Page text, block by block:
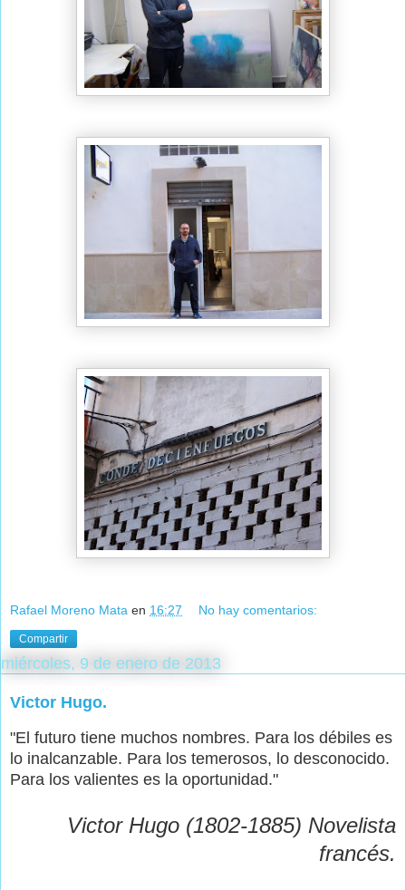
Rafael Moreno Mata en 16:27 No hay comentarios:
Compartir
miércoles, 9 de enero de 2013
Victor Hugo.
"El futuro tiene muchos nombres. Para los débiles es
lo inalcanzable. Para los temerosos, lo desconocido.
Para los valientes es la oportunidad."
Victor Hugo (1802-1885) Novelista
francés.